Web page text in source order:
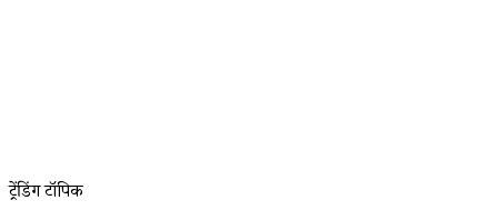
ट्रेंडिंग टॉपिक